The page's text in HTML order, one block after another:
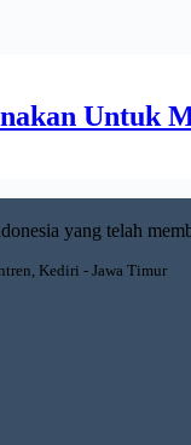
Untuk
yang telah
Kediri - Jawa Timur